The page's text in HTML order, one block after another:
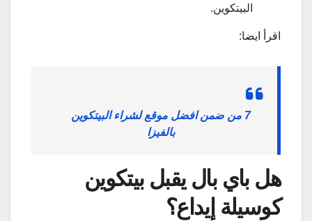
البيتكوين.
اقرأ ايضا:
7 من ضمن افضل موقع لشراء البيتكوين
بالفيزا
هل باي بال يقبل بيتكوين
كوسيلة إيداع؟